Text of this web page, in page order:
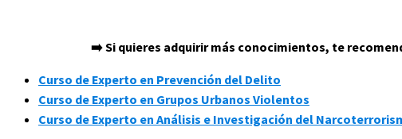
➡️ Si quieres adquirir más conocimientos, te
Curso de Experto en Prevención del Delito
Curso de Experto en Grupos Urbanos Violentos
Curso de Experto en Análisis e Investigación del